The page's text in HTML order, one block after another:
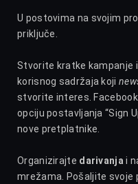
U postovima na svojim
priključe.
Stvorite kratke kampanje
korisnog sadržaja koji
stvorite interes.
opciju postavljanja “Sign
nove pretplatnike.
Organizirajte darivanjai
mrežama. Pošaljite svoje